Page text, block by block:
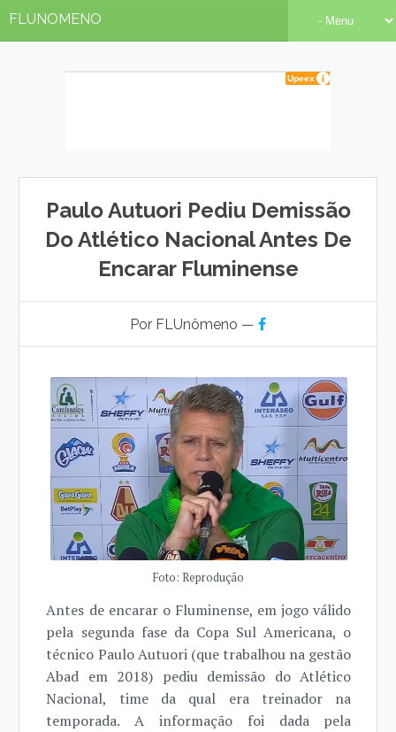
FLUNOMENO
Paulo Autuori Pediu Demissão
Do Atlético Nacional Antes De
Encarar Fluminense
Por FLUnômeno —
Foto: Reprodução
Antes de encarar o Fluminense, em jogo válido
pela segunda fase da Copa Sul Americana, o
técnico Paulo Autuori (que trabalhou na gestão
Abad em 2018) pediu demissão do Atlético
Nacional, time da qual era treinador na
temporada. A informação foi dada pela